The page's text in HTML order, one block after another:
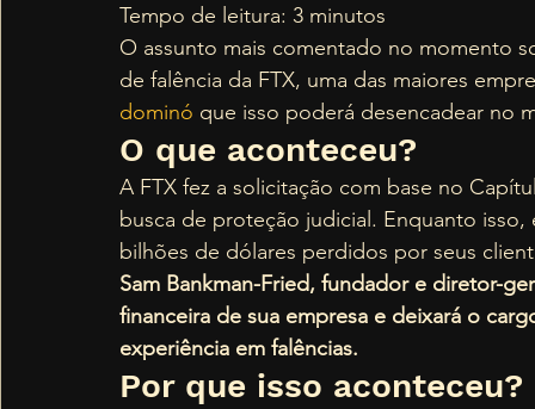
Tempo de leitura: 3 minutos
O assunto mais comentado no momento
de falência da FTX, uma das maiores
dominó que isso poderá desencadear no
O que aconteceu?
A FTX fez a solicitação com base no
busca de proteção judicial. Enquanto
bilhões de dólares perdidos por seus
Sam Bankman-Fried, fundador e diretor-
financeira de sua empresa e deixará o
experiência em falências.
Por que isso aconteceu?